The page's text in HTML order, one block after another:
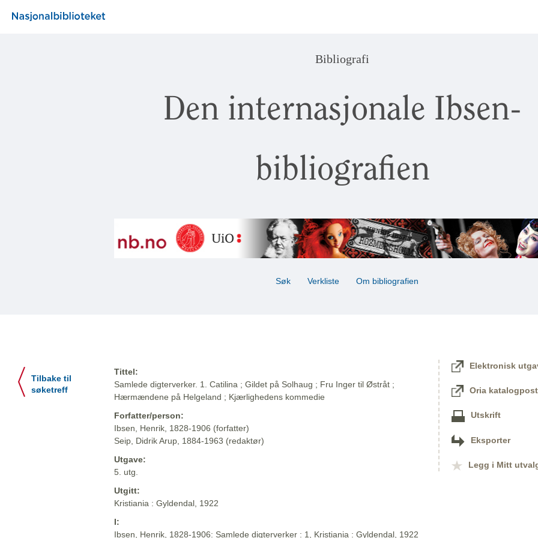
Bibliografi
Den internasjonale Ibsen-
bibliografien
Søk Verkliste Om bibliografien
Tilbake til
søketreff
Tittel:
Samlede digterverker. 1. Catilina ; Gildet på Solhaug ; Fru Inger til Østråt ;
Hærmændene på Helgeland ; Kjærlighedens kommedie
Forfatter/person:
Ibsen, Henrik, 1828-1906 (forfatter)
Seip, Didrik Arup, 1884-1963 (redaktør)
Utgave:
5. utg.
Utgitt:
Kristiania : Gyldendal, 1922
I:
Ibsen, Henrik, 1828-1906: Samlede digterverker : 1, Kristiania : Gyldendal, 1922
Elektronisk
Oria katalogpost
Utskrift
Eksporter
Legg i Mitt